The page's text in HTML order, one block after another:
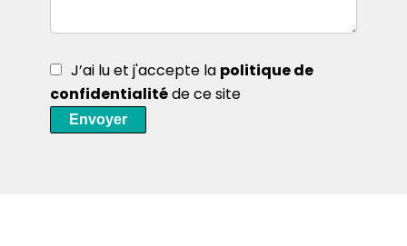
J’ai lu et j'accepte la politique de
confidentialitéde ce site
Envoyer